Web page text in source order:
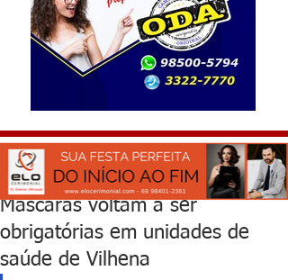
Máscaras voltam a ser
obrigatórias em unidades de
saúde de Vilhena